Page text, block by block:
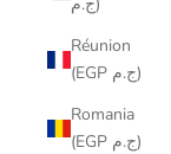
Réunion
(EGP ج.م)
Romania
(EGP ج.م)